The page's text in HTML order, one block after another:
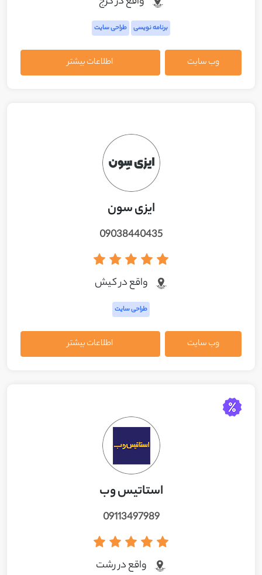
برنامه نویسی طراحی سایت
وب سایت اطلاعات بیشتر
ایزی سون
09038440435
واقع در کيش
طراحی سایت
وب سایت اطلاعات بیشتر
استاتیس وب
09113497989
واقع در رشت